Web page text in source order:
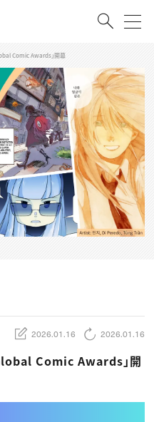
会員登録
Comic Awards」開幕
2026.01.16 2026.01.16
Comic Awards」開